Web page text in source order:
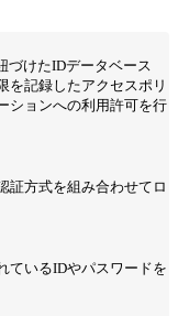
づけたIDデータベース
を記録したアクセスポリ
ションへの利用許可を行
証方式を組み合わせてロ
ているIDやパスワードを